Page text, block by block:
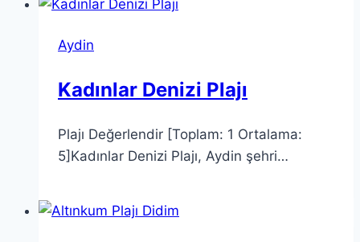
Aydin
Kadınlar Denizi Plajı
Plajı Değerlendir [Toplam: 1 Ortalama:
5]Kadınlar Denizi Plajı, Aydin şehri…